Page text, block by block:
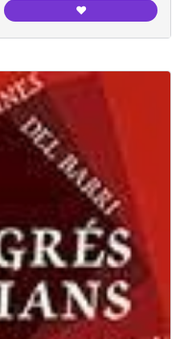
❤️Casal de Barri